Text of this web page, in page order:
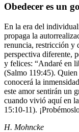
Obedecer es un
En la era del
propaga la
renuncia, restricción y
perspectiva diferente,
y felices: “Andaré en
(Salmo 119:45).
conocerá la
este amor sentirán un
cuando vivió aquí en
15:10-11).
H. Mohncke